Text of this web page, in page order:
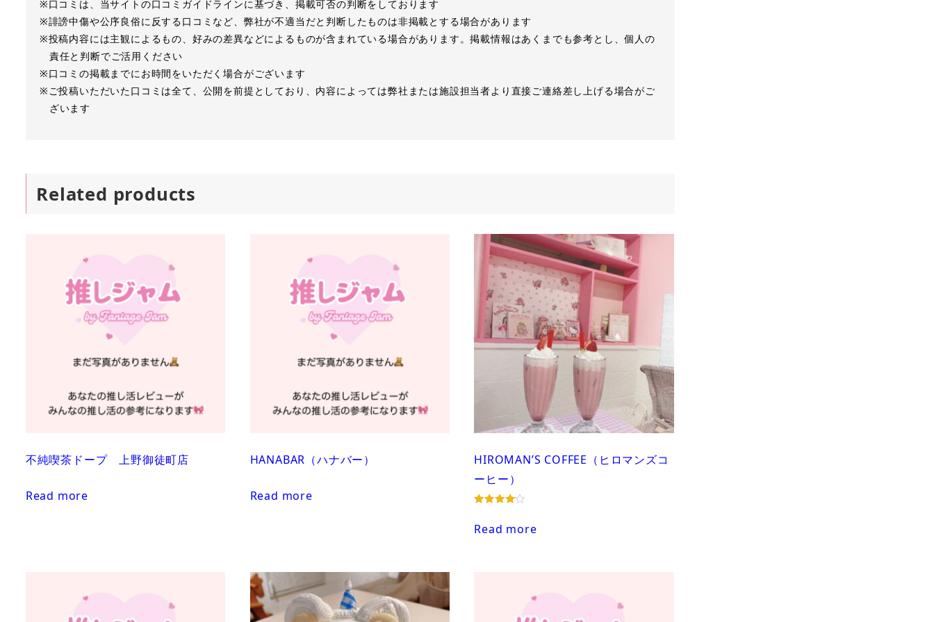
※口コミは、当サイトの口コミガイドラインに基づき、掲載可否の判断をしております
※誹謗中傷や公序良俗に反する口コミなど、弊社が不適当だと判断したものは非掲載とする場合があります
※投稿内容には主観によるもの、好みの差異などによるものが含まれている場合があります。掲載情報はあくまでも参考とし、個人の
責任と判断でご活用ください
※口コミの掲載までにお時間をいただく場合がございます
※ご投稿いただいた口コミは全て、公開を前提としており、内容によっては弊社または施設担当者より直接ご連絡差し上げる場合がご
ざいます
Related products
不純喫茶ドープ 上野御徒町店
Read more
HANABAR（ハナバー）
Read more
HIROMAN’S COFFEE（ヒロマンズコ
ーヒー）
out of 5
Read more